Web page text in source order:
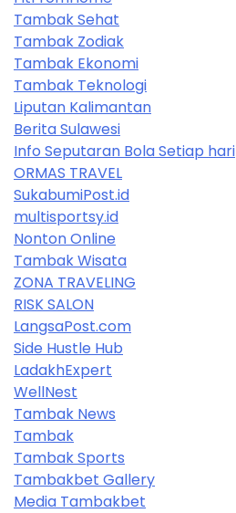
Tambak Sehat
Tambak Zodiak
Tambak Ekonomi
Tambak Teknologi
Liputan Kalimantan
Berita Sulawesi
Info Seputaran Bola Setiap hari
ORMAS TRAVEL
SukabumiPost.id
multisportsy.id
Nonton Online
Tambak Wisata
ZONA TRAVELING
RISK SALON
LangsaPost.com
Side Hustle Hub
LadakhExpert
WellNest
Tambak News
Tambak
Tambak Sports
Tambakbet Gallery
Media Tambakbet